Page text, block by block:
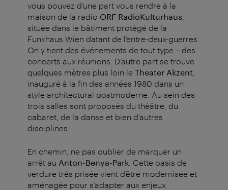
vous pouvez d’une part vous rendre à la
maison de la radio ORF RadioKulturhaus
située dans le bâtiment protégé de la
Funkhaus Wien datant de l’entre-deux-guerres.
On y tient des événements de tout type – des
concerts aux réunions. D’autre part se trouve
quelques mètres plus loin le Theater Akzent
inauguré à la fin des années 1980 dans un
style architectural postmoderne. Au sein des
trois salles sont proposés du théâtre, du
cabaret, de la danse et bien d’autres
disciplines.
En chemin, ne pas oublier de marquer un
arrêt au Anton-Benya-Park . Cette oasis de
verdure très prisée vient d’être modernisée et
aménagée pour s’adapter aux enjeux